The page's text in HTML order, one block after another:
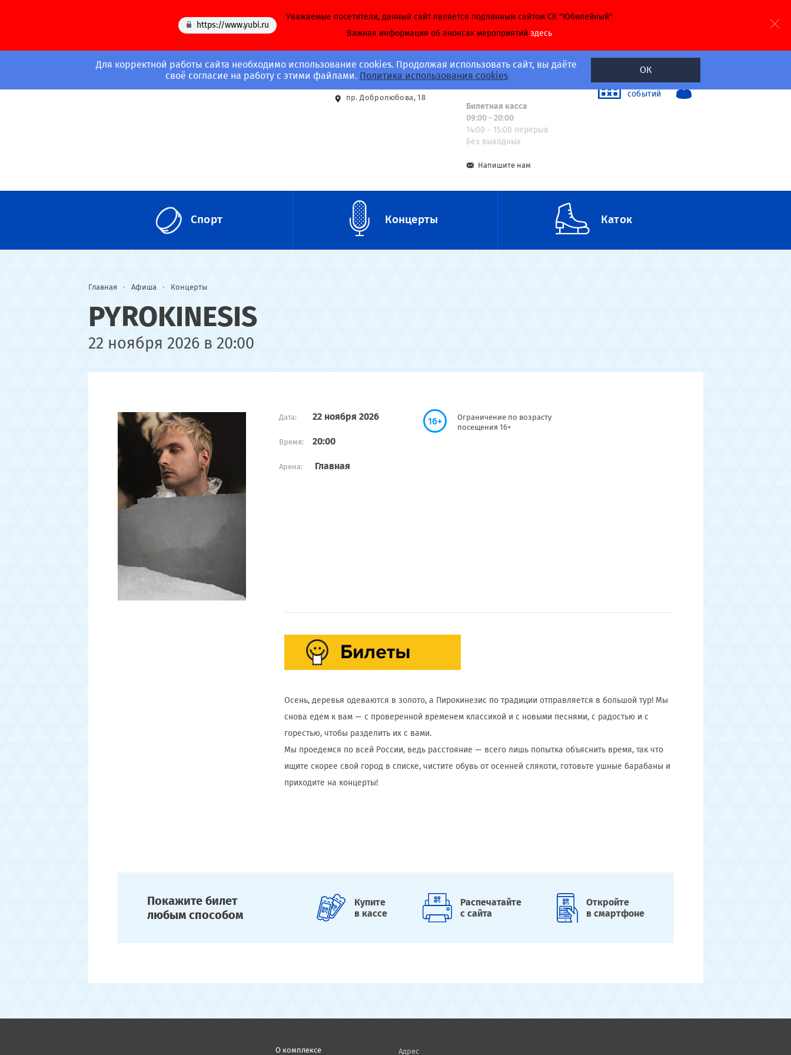
Для корректной работы сайта необходимо использование cookies. Продолжая использовать сайт, вы даёте
своё согласие на работу с этими файлами. Политика использования cookies
ОК
https://www.yubi.ru
Уважаемые посетители, данный сайт является подлинным сайтом СК "Юбилейный"
Важная информация об анонсах мероприятий здесь
Адрес
пр. Добролюбова, 18
Call-центр
8 (812) 703-40-40
Билетная касса
09:00 - 20:00
14:00 - 15:00 перерыв
Без выходных
Напишите нам
Календарь
событий
Спорт Концерты Каток
Главная Афиша Концерты
PYROKINESIS
22 ноября 2026 в 20:00
Дата: 22 ноября 2026
Время: 20:00
Арена: Главная
16+
Ограничение по возрасту
посещения 16+
Осень, деревья одеваются в золото, а Пирокинезис по традиции отправляется в большой тур! Мы
снова едем к вам — с проверенной временем классикой и с новыми песнями, с радостью и с
горестью, чтобы разделить их с вами.
Мы проедемся по всей России, ведь расстояние — всего лишь попытка объяснить время, так что
ищите скорее свой город в списке, чистите обувь от осенней слякоти, готовьте ушные барабаны и
приходите на концерты!
Покажите билет
любым способом
Купите
в кассе
Распечатайте
с сайта
Откройте
в смартфоне
О комплексе Адрес